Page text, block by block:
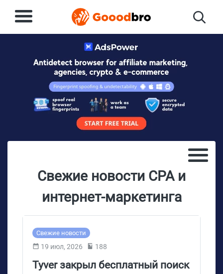
Свежие новости CPA и
интернет-маркетинга
Свежие новости
19 июл, 2026 188
Tyver закрыл бесплатный поиск